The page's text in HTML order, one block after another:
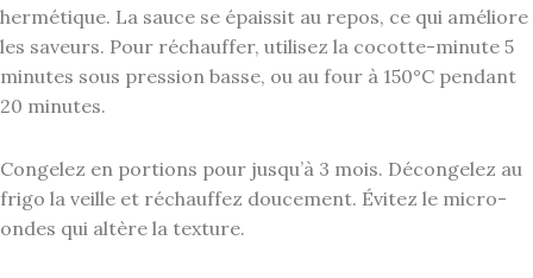
hermétique. La sauce se épaissit au repos, ce qui améliore
les saveurs. Pour réchauffer, utilisez la cocotte-minute 5
minutes sous pression basse, ou au four à 150°C pendant
20 minutes.
Congelez en portions pour jusqu’à 3 mois. Décongelez au
frigo la veille et réchauffez doucement. Évitez le micro-
ondes qui altère la texture.